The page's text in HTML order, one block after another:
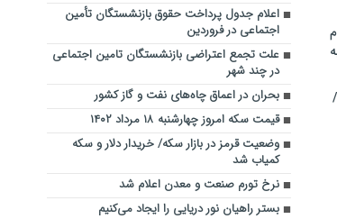
اعلام جدول پرداخت حقوق بازنشستگان تأمین
اجتماعی در فروردین‌
علت تجمع اعتراضی بازنشستگان تامین اجتماعی
در چند شهر
بحران در اعماق چاه‌های نفت و گاز کشور
قیمت سکه امروز چهارشنبه ۱۸ مرداد ۱۴۰۲
وضعیت قرمز در بازار سکه/ خریدار دلار و سکه
کمیاب شد
نرخ تورم صنعت و معدن اعلام شد
بستر راهیان نور دریایی را ایجاد می‌کنیم